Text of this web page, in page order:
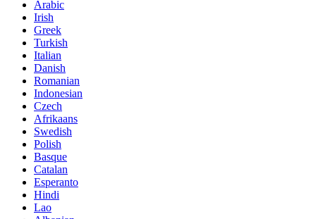
Arabic
Irish
Greek
Turkish
Italian
Danish
Romanian
Indonesian
Czech
Afrikaans
Swedish
Polish
Basque
Catalan
Esperanto
Hindi
Lao